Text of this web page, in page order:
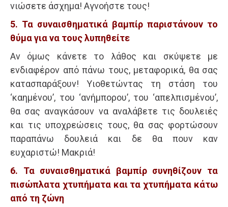
νιώσετε άσχημα! Αγνοήστε τους!
5. Τα συναισθηματικά βαμπίρ παριστάνουν το
θύμα για να τους λυπηθείτε
Αν όμως κάνετε το λάθος και σκύψετε με
ενδιαφέρον από πάνω τους, μεταφορικά, θα σας
κατασπαράξουν! Υιοθετώντας τη στάση του
‘καημένου’, του ‘ανήμπορου’, του ‘απελπισμένου’,
θα σας αναγκάσουν να αναλάβετε τις δουλειές
και τις υποχρεώσεις τους, θα σας φορτώσουν
παραπάνω δουλειά και δε θα πουν καν
ευχαριστώ! Μακριά!
6. Τα συναισθηματικά βαμπίρ συνηθίζουν τα
πισώπλατα χτυπήματα και τα χτυπήματα κάτω
από τη ζώνη